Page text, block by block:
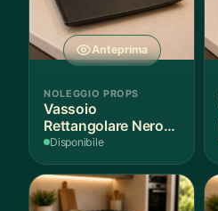
Anteprima
NOLEGGIO PROPS
Vassoio
Rettangolare Nero
Opaco
Disponibile